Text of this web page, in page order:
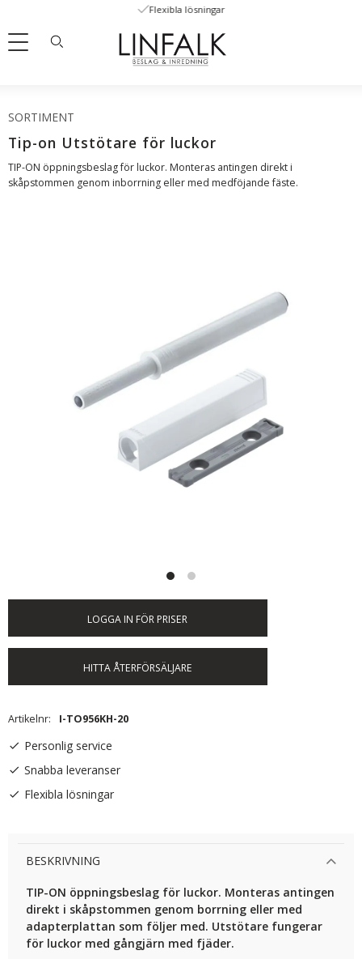
Meny
Flexibla lösningar
SORTIMENT
Tip-on Utstötare för luckor
TIP-ON öppningsbeslag för luckor. Monteras antingen direkt i
skåpstommen genom inborrning eller med medföjande fäste.
LOGGA IN FÖR PRISER
HITTA ÅTERFÖRSÄLJARE
Artikelnr I-TO956KH-20
Personlig service
Snabba leveranser
Flexibla lösningar
BESKRIVNING
TIP-ON öppningsbeslag för luckor. Monteras antingen
direkt i skåpstommen genom borrning eller med
adapterplattan som följer med. Utstötare fungerar
för luckor med gångjärn med fjäder.